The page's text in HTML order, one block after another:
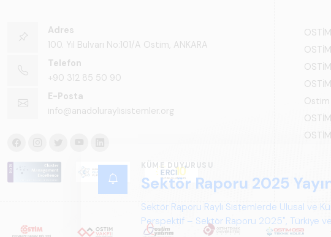
KÜME DUYURUSU
Sektör Raporu 2025
Sektör Raporu Raylı Sistemlerde Ulusal ve
Perspektif – Sektör Raporu 2025", Türkiye
Adres
100. Yıl Bulvarı No:101/A Ostim, ANKARA
Telefon
+90 312 85 50 90
E-Posta
info@anadoluraylisistemler.org
Ostim